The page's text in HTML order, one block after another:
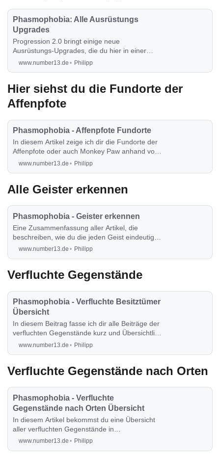
Phasmophobia: Alle Ausrüstungs
Upgrades
Progression 2.0 bringt einige neue
Ausrüstungs-Upgrades, die du hier in einer
Gesamtübersicht präsentiert bekommst.
www.number13.de Philipp
Hier siehst du die Fundorte der
Affenpfote
Phasmophobia - Affenpfote Fundorte
In diesem Artikel zeige ich dir die Fundorte der
Affenpfote oder auch Monkey Paw anhand von
Bildern der jeweiligen Standorte.
www.number13.de Philipp
Alle Geister erkennen
Phasmophobia - Geister erkennen
Eine Zusammenfassung aller Artikel, die
beschreiben, wie du die jeden Geist eindeutig
erkennen kannst.
www.number13.de Philipp
Verfluchte Gegenstände
Phasmophobia - Verfluchte Besitztümer
Übersicht
In diesem Beitrag fasse ich dir alle Beiträge der
verfluchten Gegenstände kurz und Übersichtlich
zusammen.
www.number13.de Philipp
Verfluchte Gegenstände nach Orten
Phasmophobia - Verfluchte
Gegenstände nach Orten Übersicht
In diesem Artikel bekommst du eine Übersicht
aller verfluchten Gegenstände in
Phasmophobia, aufgeteilt nach Orten in einer
www.number13.de Philipp